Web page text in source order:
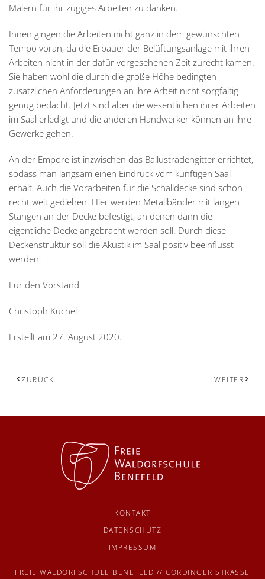
Malern für ihr zügiges Arbeiten zu danken.
Innen gingen die Arbeiten nicht ganz in dem gewünschten
Tempo voran, da die Erbauer der Belüftungsanlage mit ihren
Arbeiten nicht in der dafür vorgesehenen Zeit zurecht kamen.
Sie haben wohl die durch die große Höhe bedingten
zusätzlichen Anforderungen an ihre Arbeit nicht sorgfältig
genug bedacht. Jetzt sind aber die wesentlichen ihrer Arbeiten
im Saal erledigt und die anderen Handwerker können an ihre
Gewerke gehen.
An der Empore ist inzwischen das Ballustradengitter errichtet,
sodass man langsam einen Eindruck vom künftigen Saal
erhält. Auch die Vorarbeiten für die Schalldecke sind schon
recht weit gediehen. Hier werden Metallbänder mit langen
Stangen an der Decke befestigt, an denen dann die
eigentliche Decke angebracht werden soll. Durch diese
Deckenstruktur soll die Akustik im Saal positiv beeinflusst
werden.
Für den Vorstand
Christoph Küchel
Erstellt am 27. August 2020.
ZURÜCK WEITER
KONTAKT
DATENSCHUTZ
IMPRESSUM
FREIE WALDORFSCHULE BENEFELD // CORDINGER STRASSE